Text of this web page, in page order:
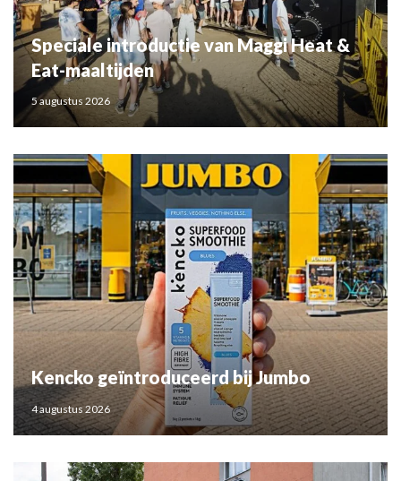
Speciale introductie van Maggi Heat &
Eat-maaltijden
5 augustus 2026
Kencko geïntroduceerd bij Jumbo
4 augustus 2026